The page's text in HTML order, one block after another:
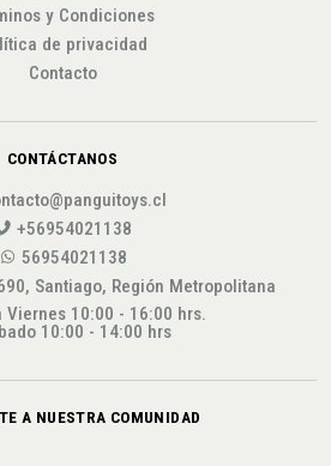
y Condiciones
de privacidad
Contacto
CONTÁCTANOS
+56954021138
56954021138
Santiago, Región Metropolitana
Viernes 10:00 - 16:00 hrs.
10:00 - 14:00 hrs
A NUESTRA COMUNIDAD